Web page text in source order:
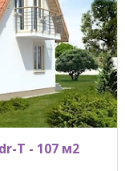
T - 107 м2